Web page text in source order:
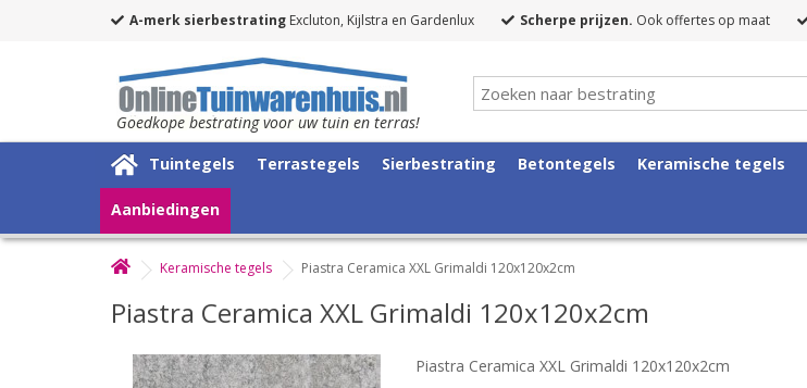
A-merk sierbestrating Excluton, Kijlstra en Gardenlux Scherpe prijzen. Ook offertes op maat
Goedkope bestrating voor uw tuin en terras!
Tuintegels Terrastegels Sierbestrating Betontegels Keramische tegels
Aanbiedingen
Keramische tegels Piastra Ceramica XXL Grimaldi 120x120x2cm
Piastra Ceramica XXL Grimaldi 120x120x2cm
Piastra Ceramica XXL Grimaldi 120x120x2cm